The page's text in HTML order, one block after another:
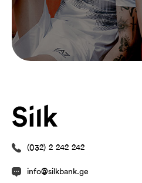
(032) 2 242 242
info@silkbank.ge